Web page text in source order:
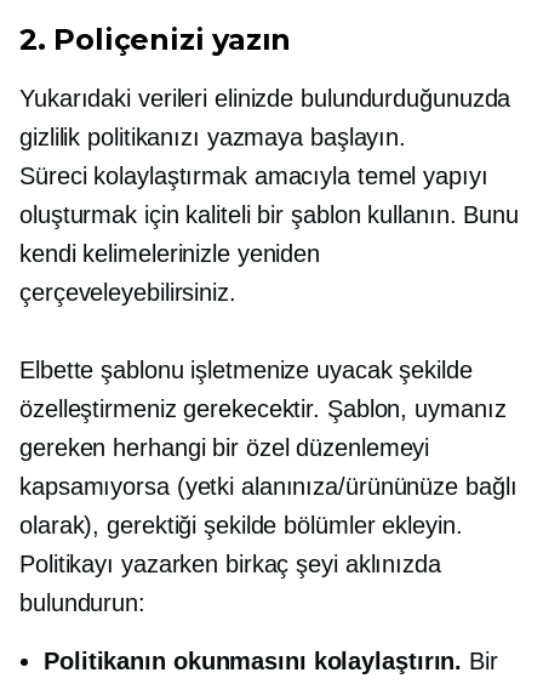
2. Poliçenizi yazın
Yukarıdaki verileri elinizde bulundurduğunuzda
gizlilik politikanızı yazmaya başlayın.
Süreci kolaylaştırmak amacıyla temel yapıyı
oluşturmak için kaliteli bir şablon kullanın. Bunu
kendi kelimelerinizle yeniden
çerçeveleyebilirsiniz.
Elbette şablonu işletmenize uyacak şekilde
özelleştirmeniz gerekecektir. Şablon, uymanız
gereken herhangi bir özel düzenlemeyi
kapsamıyorsa (yetki alanınıza/ürününüze bağlı
olarak), gerektiği şekilde bölümler ekleyin.
Politikayı yazarken birkaç şeyi aklınızda
bulundurun:
Politikanın okunmasını kolaylaştırın. Bir